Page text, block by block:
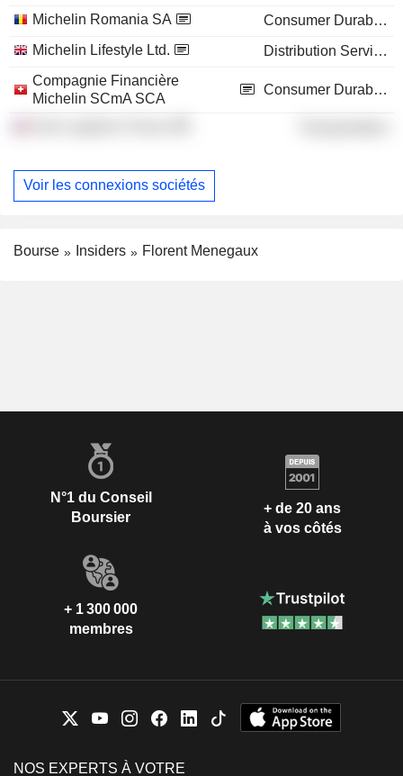
Michelin Romania SA
Consumer Durables
Michelin Lifestyle Ltd.
Distribution Services
Compagnie Financière
Michelin SCmA SCA
Consumer Durables
Voir les connexions sociétés
Bourse Insiders Florent Menegaux
N°1 du Conseil
Boursier
+ de 20 ans
à vos côtés
+ 1 300 000
membres
NOS EXPERTS À VOTRE